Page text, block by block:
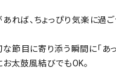
れば、ちょっぴり気楽に過ご
節目に寄り添う瞬間に「あっ
太鼓風結びでもOK。